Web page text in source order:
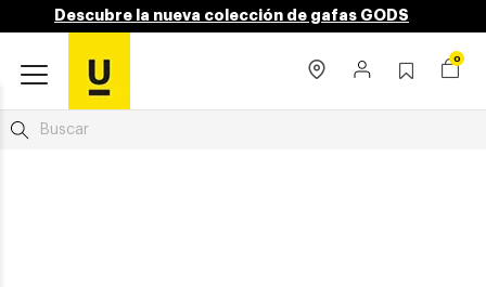
Descubre la nueva colección de gafas GODS
0